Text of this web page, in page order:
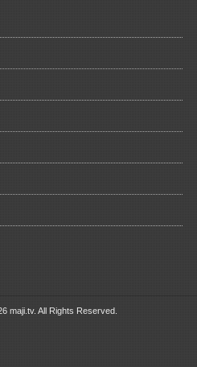
maji.tv. All Rights Reserved.